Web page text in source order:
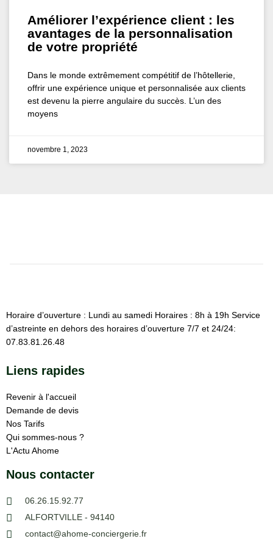
Améliorer l’expérience client : les
avantages de la personnalisation
de votre propriété
Dans le monde extrêmement compétitif de l’hôtellerie,
offrir une expérience unique et personnalisée aux clients
est devenu la pierre angulaire du succès. L’un des
moyens
novembre 1, 2023
Horaire d’ouverture : Lundi au samedi Horaires : 8h à 19h Service
d’astreinte en dehors des horaires d’ouverture 7/7 et 24/24:
07.83.81.26.48
Liens rapides
Revenir à l'accueil
Demande de devis
Nos Tarifs
Qui sommes-nous ?
L'Actu Ahome
Nous contacter
06.26.15.92.77
ALFORTVILLE - 94140
contact@ahome-conciergerie.fr